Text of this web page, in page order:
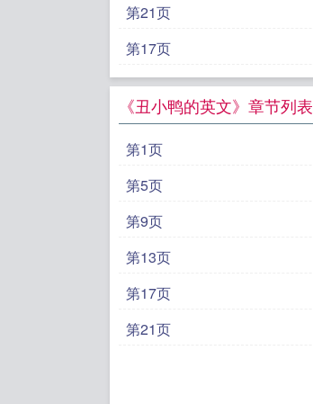
第21页
第17页
《丑小鸭的英文》章节列表
第1页
第5页
第9页
第13页
第17页
第21页